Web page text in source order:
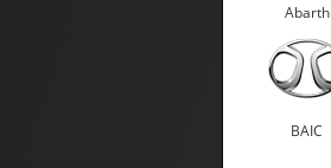
Abarth
BAIC